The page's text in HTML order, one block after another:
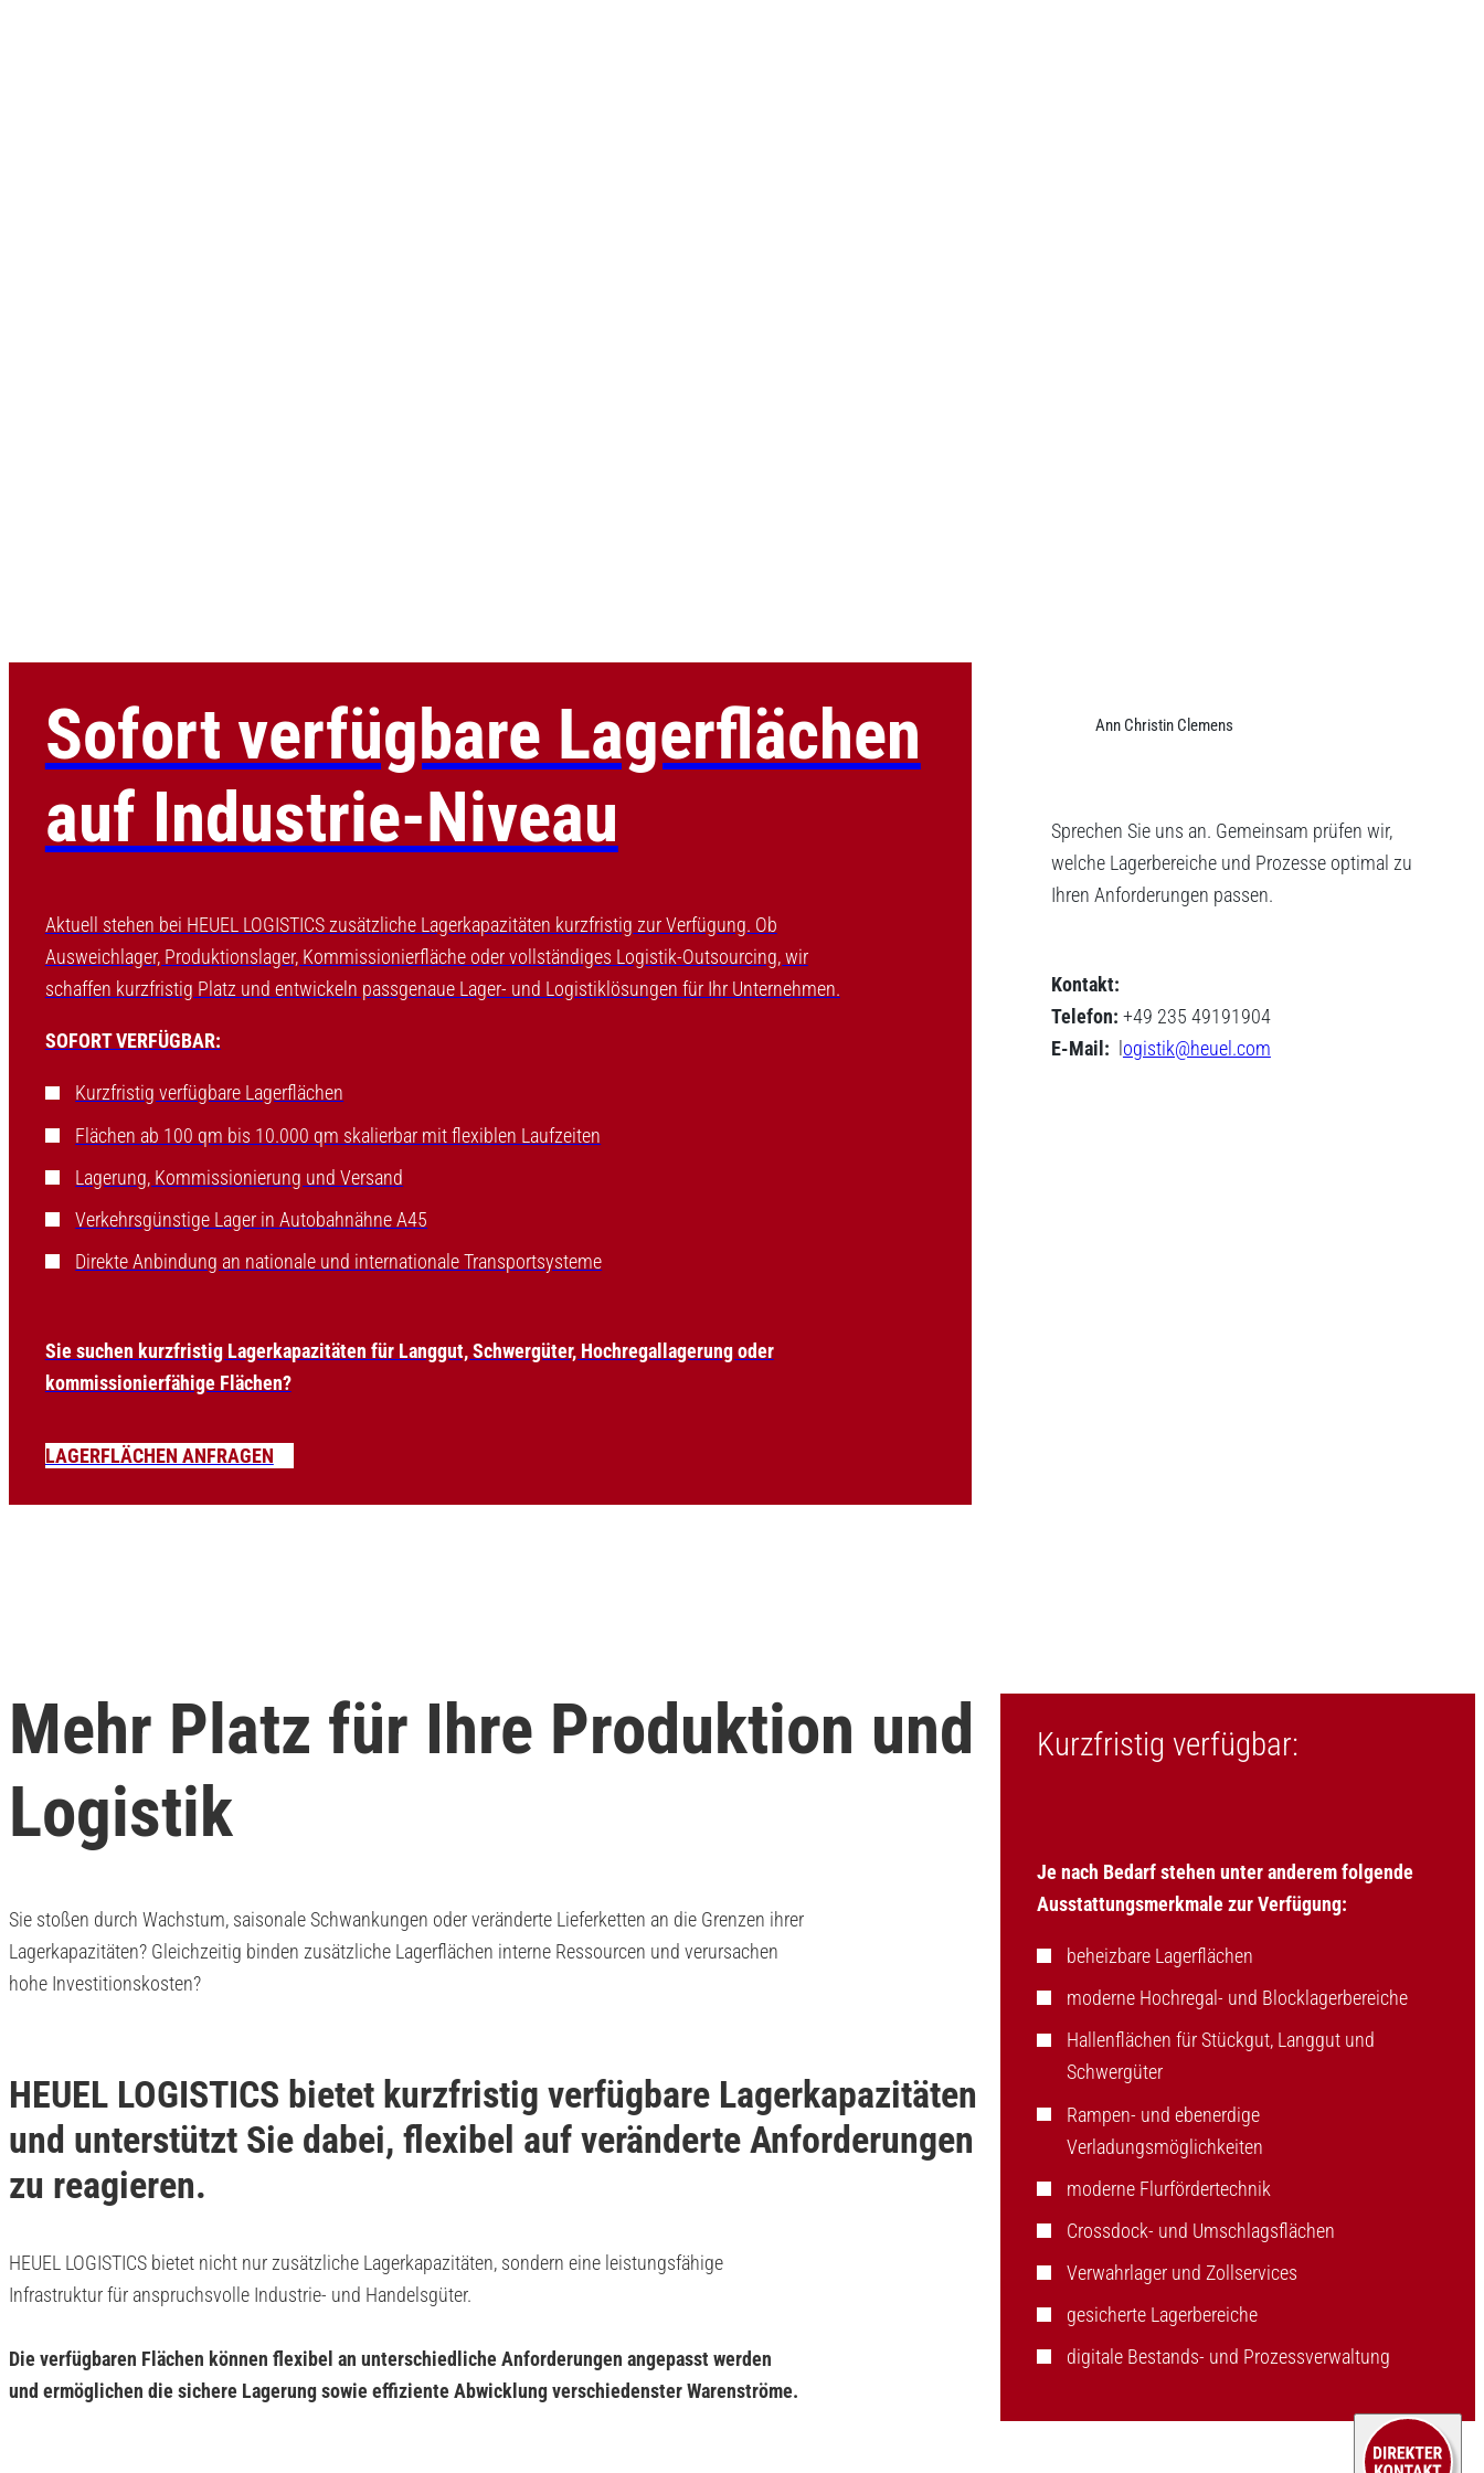
Sofort verfügbare Lagerflächen
auf Industrie-Niveau
Aktuell stehen bei HEUEL LOGISTICS zusätzliche Lagerkapazitäten kurzfristig zur Verfügung. Ob
Ausweichlager, Produktionslager, Kommissionierfläche oder vollständiges Logistik-Outsourcing, wir
schaffen kurzfristig Platz und entwickeln passgenaue Lager- und Logistiklösungen für Ihr Unternehmen.
SOFORT VERFÜGBAR:
Kurzfristig verfügbare Lagerflächen
Flächen ab 100 qm bis 10.000 qm skalierbar mit flexiblen Laufzeiten
Lagerung, Kommissionierung und Versand
Verkehrsgünstige Lager in Autobahnähne A45
Direkte Anbindung an nationale und internationale Transportsysteme
Sie suchen kurzfristig Lagerkapazitäten für Langgut, Schwergüter, Hochregallagerung oder
kommissionierfähige Flächen?
LAGERFLÄCHEN ANFRAGEN
Ann Christin Clemens
Sprechen Sie uns an. Gemeinsam prüfen wir,
welche Lagerbereiche und Prozesse optimal zu
Ihren Anforderungen passen.
Kontakt:
Telefon: +49 235 49191904
E-Mail:
ogistik@heuel.com
Mehr Platz für Ihre Produktion und
Logistik
Sie stoßen durch Wachstum, saisonale Schwankungen oder veränderte Lieferketten an die Grenzen ihrer
Lagerkapazitäten? Gleichzeitig binden zusätzliche Lagerflächen interne Ressourcen und verursachen
hohe Investitionskosten?
HEUEL LOGISTICS bietet kurzfristig verfügbare Lagerkapazitäten
und unterstützt Sie dabei, flexibel auf veränderte Anforderungen
zu reagieren.
HEUEL LOGISTICS bietet nicht nur zusätzliche Lagerkapazitäten, sondern eine leistungsfähige
Infrastruktur für anspruchsvolle Industrie- und Handelsgüter.
Die verfügbaren Flächen können flexibel an unterschiedliche Anforderungen angepasst werden
und ermöglichen die sichere Lagerung sowie effiziente Abwicklung verschiedenster Warenströme.
Kurzfristig verfügbar:
Je nach Bedarf stehen unter anderem folgende
Ausstattungsmerkmale zur Verfügung:
beheizbare Lagerflächen
moderne Hochregal- und Blocklagerbereiche
Hallenflächen für Stückgut, Langgut und
Schwergüter
Rampen- und ebenerdige
Verladungsmöglichkeiten
moderne Flurfördertechnik
Crossdock- und Umschlagsflächen
Verwahrlager und Zollservices
gesicherte Lagerbereiche
digitale Bestands- und Prozessverwaltung